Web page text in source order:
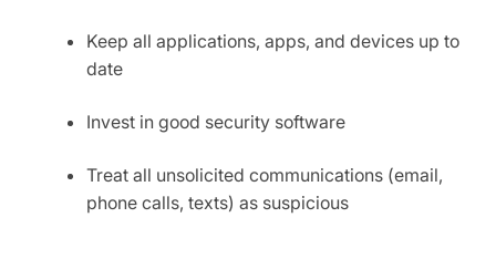
Keep all applications, apps, and devices up to
date
Invest in good security software
Treat all unsolicited communications (email,
phone calls, texts) as suspicious